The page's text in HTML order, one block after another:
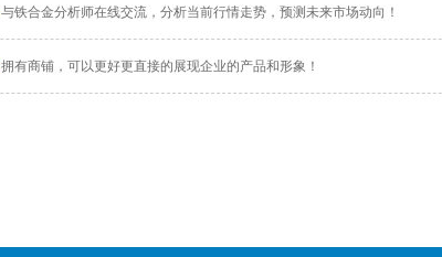
与铁合金分析师在线交流，分析当前行情走势，预测未来市场动向！
拥有商铺，可以更好更直接的展现企业的产品和形象！